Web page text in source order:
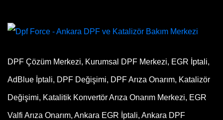
DPF Çözüm Merkezi, Kurumsal DPF Merkezi, EGR İptali,
AdBlue İptali, DPF Değişimi, DPF Arıza Onarım, Katalizör
Değişimi, Katalitik Konvertör Arıza Onarım Merkezi, EGR
Valfi Arıza Onarım, Ankara EGR İptali, Ankara DPF